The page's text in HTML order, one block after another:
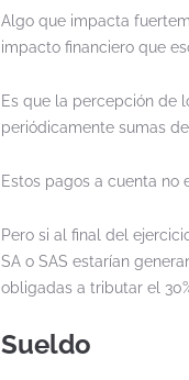
Algo que impacta
impacto financiero que
Es que la percepción de
periódicamente sumas
Estos pagos a cuenta no
Pero si al final del
SA o SAS estarían
obligadas a tributar el
Sueldo